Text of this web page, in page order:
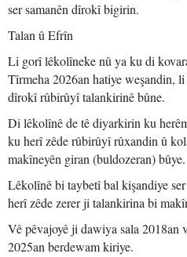
ser samanên dîrokî bigirin.
Talan û Efrîn
Li gorî lêkolîneke nû ya ku di
Tîrmeha 2026an hatiye weşandin,
dîrokî rûbirûyî talankirinê bûne.
Di lêkolînê de tê diyarkirin ku
ku herî zêde rûbirûyî rûxandin û
makîneyên giran (buldozeran) bûye.
Lêkolînê bi taybetî bal kişandiye
herî zêde zerer ji talankirina bi
Vê pêvajoyê ji dawiya sala 2018an
2025an berdewam kiriye.